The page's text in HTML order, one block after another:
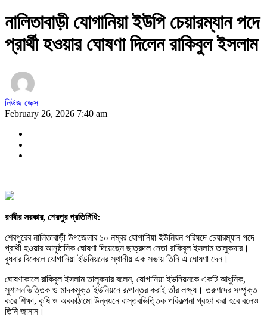
নালিতাবাড়ী যোগানিয়া ইউপি চেয়ারম্যান পদে
প্রার্থী হওয়ার ঘোষণা দিলেন রাকিবুল ইসলাম
নিউজ ডেক্স
February 26, 2026 7:40 am
রণবীর সরকার, শেরপুর প্রতিনিধি:
শেরপুরের নালিতাবাড়ী উপজেলার ১০ নম্বর যোগানিয়া ইউনিয়ন পরিষদে চেয়ারম্যান পদে
প্রার্থী হওয়ার আনুষ্ঠানিক ঘোষণা দিয়েছেন ছাত্রদল নেতা রাকিবুল ইসলাম তালুকদার।
বুধবার বিকেলে যোগানিয়া ইউনিয়নের স্থানীয় এক সভায় তিনি এ ঘোষণা দেন।
ঘোষণাকালে রাকিবুল ইসলাম তালুকদার বলেন, যোগানিয়া ইউনিয়নকে একটি আধুনিক,
সুশাসনভিত্তিক ও মাদকমুক্ত ইউনিয়নে রূপান্তর করাই তাঁর লক্ষ্য। তরুণদের সম্পৃক্ত
করে শিক্ষা, কৃষি ও অবকাঠামো উন্নয়নে বাস্তবভিত্তিক পরিকল্পনা গ্রহণ করা হবে বলেও
তিনি জানান।